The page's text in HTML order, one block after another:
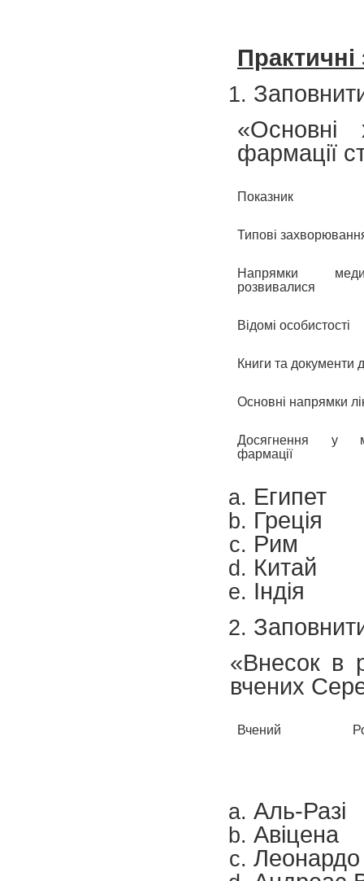
«Основні
фармації
Показник
Типові
Напрямки
розвивалися
Відомі особистості
Книги та документи
Основні напрямки
Досягнення у
фармації
Египет
Греція
Рим
Китай
Індія
«Внесок в
вчених
Вчений
Аль-Разі
Авіцена
Леонардо